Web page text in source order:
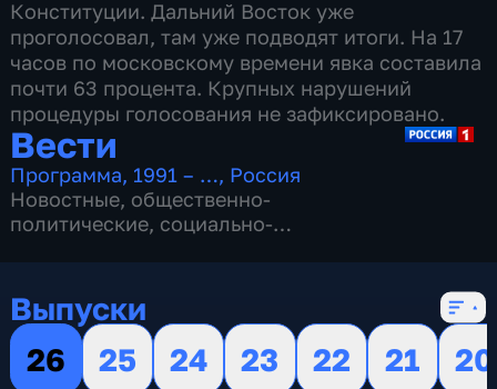
Конституции. Дальний Восток уже
проголосовал, там уже подводят итоги. На 17
часов по московскому времени явка составила
почти 63 процента. Крупных нарушений
процедуры голосования не зафиксировано.
Вести
Программа, 1991 – …, Россия
Новостные, общественно-
политические, социально-
Выпуски
26
25 24 23 22 21
20